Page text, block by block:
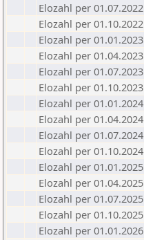
Elozahl per 01.07.2022
Elozahl per 01.10.2022
Elozahl per 01.01.2023
Elozahl per 01.04.2023
Elozahl per 01.07.2023
Elozahl per 01.10.2023
Elozahl per 01.01.2024
Elozahl per 01.04.2024
Elozahl per 01.07.2024
Elozahl per 01.10.2024
Elozahl per 01.01.2025
Elozahl per 01.04.2025
Elozahl per 01.07.2025
Elozahl per 01.10.2025
Elozahl per 01.01.2026